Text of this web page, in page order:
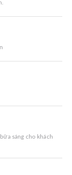
sáng cho khách